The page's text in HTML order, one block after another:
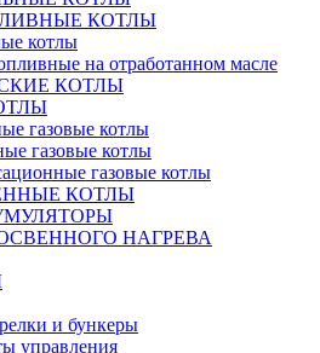
КОТЛЫ
котлы
на отработанном масле
КОТЛЫ
газовые котлы
газовые котлы
газовые котлы
КОТЛЫ
НАГРЕВА
и бункеры
управления